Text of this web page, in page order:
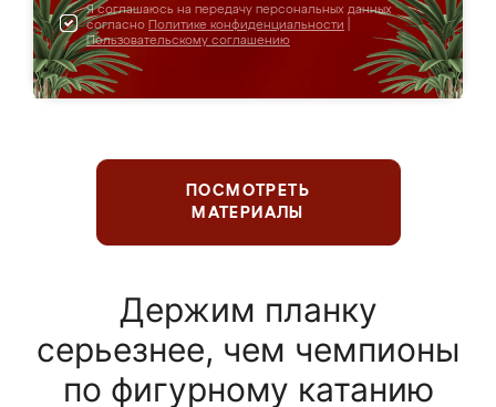
Я соглашаюсь на передачу персональных данных
согласно Политике конфиденциальности
Пользовательскому соглашению
ПОСМОТРЕТЬ
МАТЕРИАЛЫ
Держим планку
серьезнее, чем чемпионы
по фигурному катанию